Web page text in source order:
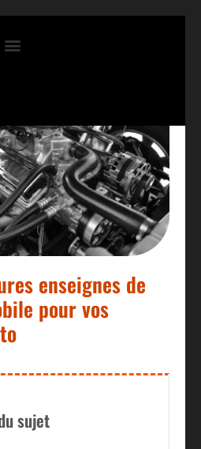
enseignes de
pour vos
sujet